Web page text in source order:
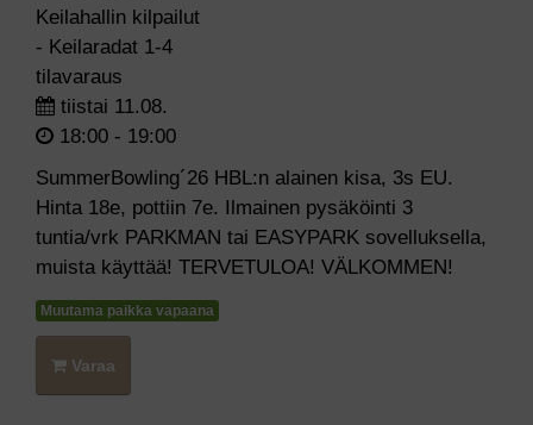
Keilahallin kilpailut
- Keilaradat 1-4
tilavaraus
tiistai 11.08.
18:00 - 19:00
SummerBowling´26 HBL:n alainen kisa, 3s EU.
Hinta 18e, pottiin 7e. Ilmainen pysäköinti 3
tuntia/vrk PARKMAN tai EASYPARK sovelluksella,
muista käyttää! TERVETULOA! VÄLKOMMEN!
Muutama paikka vapaana
Varaa